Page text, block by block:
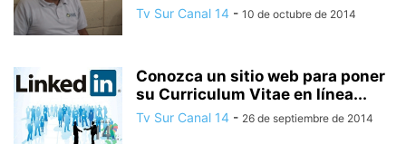
Tv Sur Canal 14 - 10 de octubre de 2014
Conozca un sitio web para poner
su Curriculum Vitae en línea...
Tv Sur Canal 14 - 26 de septiembre de 2014